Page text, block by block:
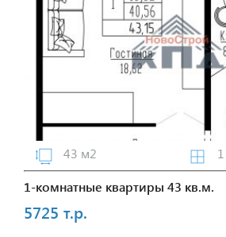
43 м2
1-комнатные квартиры 43 кв.м.
5725 т.р.